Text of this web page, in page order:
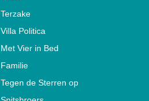
Terzake
Villa Politica
Met Vier in Bed
Familie
Tegen de Sterren op